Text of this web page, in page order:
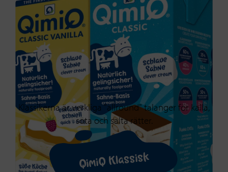
Klassikerna är verkliga "allround" talanger för kalla,
söta och salta rätter.
QimiQ Klassisk